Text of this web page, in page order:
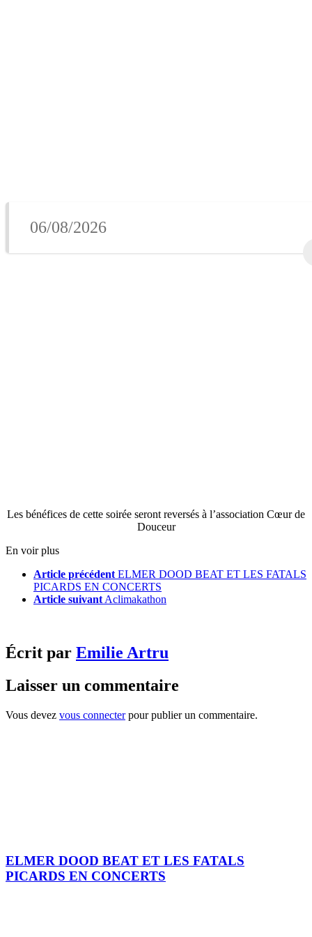
06/08/2026
Les bénéfices de cette soirée seront reversés à l’association Cœur de
Douceur
En voir plus
Article précédent ELMER DOOD BEAT ET LES FATALS
PICARDS EN CONCERTS
Article suivant Aclimakathon
Écrit par Emilie Artru
Laisser un commentaire
Vous devez vous connecterpour publier un commentaire.
ELMER DOOD BEAT ET LES FATALS
PICARDS EN CONCERTS